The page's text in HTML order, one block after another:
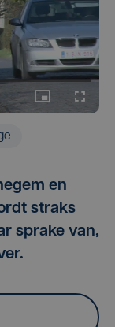
en
straks
sprake van,